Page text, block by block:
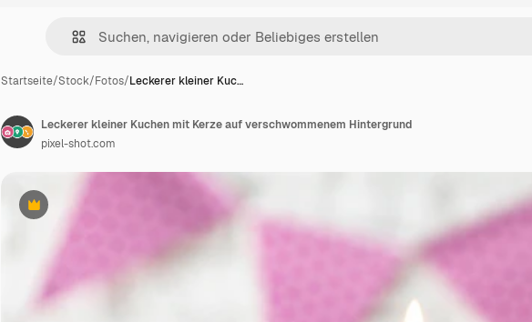
Startseite/Stock/Fotos/Leckerer kleiner Kuc…
Premium
Leckerer kleiner Kuchen mit Kerze auf verschwommenem Hintergrund
pixel-shot.com